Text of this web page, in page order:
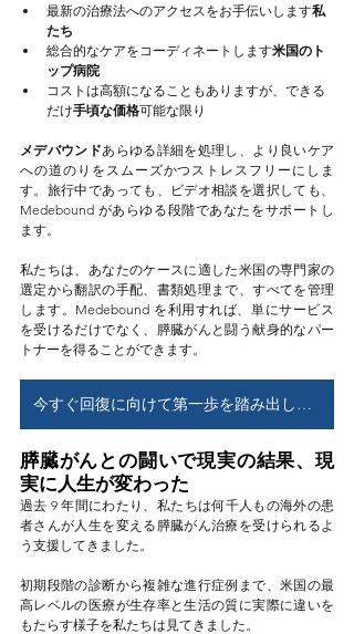
最新の治療法へのアクセスをお手伝いします私
たち
総合的なケアをコーディネートします米国のト
ップ病院
コストは高額になることもありますが、できる
だけ手頃な価格可能な限り
メデバウンドあらゆる詳細を処理し、より良いケア
への道のりをスムーズかつストレスフリーにしま
す。旅行中であっても、ビデオ相談を選択しても、
Medebound があらゆる段階であなたをサポートし
ます。
私たちは、あなたのケースに適した米国の専門家の
選定から翻訳の手配、書類処理まで、すべてを管理
します。Medebound を利用すれば、単にサービス
を受けるだけでなく、膵臓がんと闘う献身的なパー
トナーを得ることができます。
今すぐ回復に向けて第一歩を踏み出しましょう！
膵臓がんとの闘いで現実の結果、現
実に人生が変わった
過去 9 年間にわたり、私たちは何千人もの海外の患
者さんが人生を変える膵臓がん治療を受けられるよ
う支援してきました。
初期段階の診断から複雑な進行症例まで、米国の最
高レベルの医療が生存率と生活の質に実際に違いを
もたらす様子を私たちは見てきました。